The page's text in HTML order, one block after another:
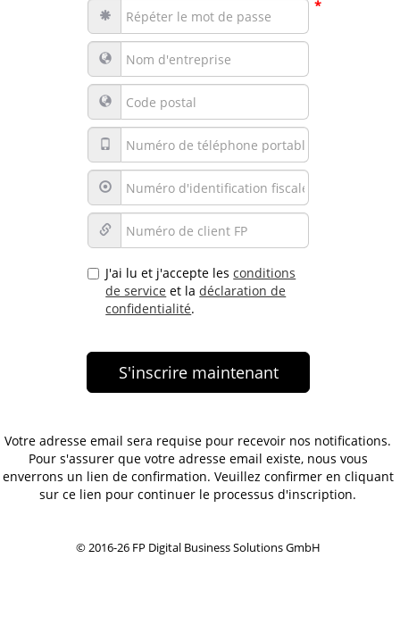
*
J'ai lu et j'accepte lesconditions
de service et ladéclaration de
confidentialité.
Votre adresse email sera requise pour recevoir nos notifications.
Pour s'assurer que votre adresse email existe, nous vous
enverrons un lien de confirmation. Veuillez confirmer en cliquant
sur ce lien pour continuer le processus d'inscription.
© 2016-26 FP Digital Business Solutions GmbH